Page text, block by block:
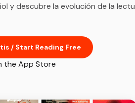
y descubre la evolución de la
/ Start Reading Free